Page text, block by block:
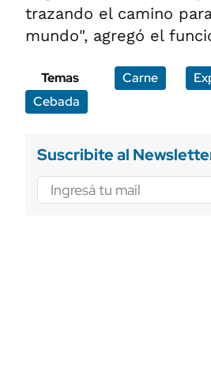
trazando el camino
mundo", agregó el
Temas Carne
Cebada
Suscribite al